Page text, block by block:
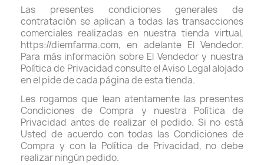
Productos naturales y dietética
Mascotas
Protección solar
Higiene
Óptica
Productos naturales y dietética
Mascotas
Protección solar
Higiene
Óptica
Las presentes condiciones generales de
contratación se aplican a todas las transacciones
comerciales realizadas en nuestra tienda virtual,
https://diemfarma.com, en adelante El Vendedor.
Para más información sobre El Vendedor y nuestra
Política de Privacidad consulte el Aviso Legal alojado
en el pide de cada página de esta tienda.
Les rogamos que lean atentamente las presentes
Condiciones de Compra y nuestra Política de
Privacidad antes de realizar el pedido. Si no está
Usted de acuerdo con todas las Condiciones de
Compra y con la Política de Privacidad, no debe
realizar ningún pedido.